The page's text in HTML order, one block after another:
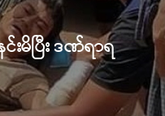
မိပြီး ဒဏ်ရာရ